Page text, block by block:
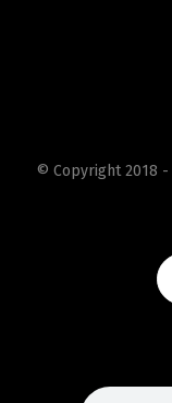
© Copyright 2018 -